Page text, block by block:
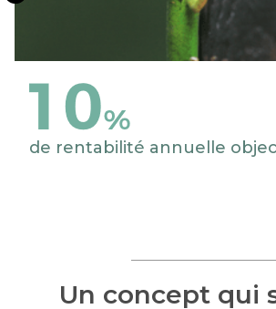
de rentabilité annuelle
Un concept qui
déjà le
Tropicalia
Tous les champs sont